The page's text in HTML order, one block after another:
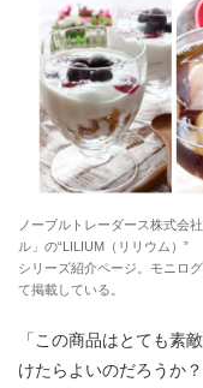
ノーブルトレーダース株式会
ル」の“LILIUM（リリウム）”
シリーズ紹介ページ。モニロ
て掲載している。
「この商品はとても素
けたらよいのだろうか